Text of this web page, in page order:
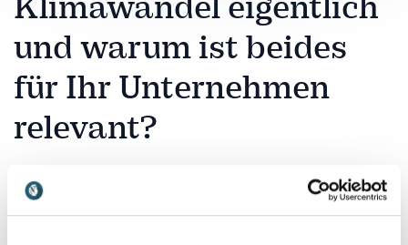
und warum ist beides
für Ihr Unternehmen
relevant?
Der Klimawandel verändert wirtschaftliche
Rahmenbedingungen, Lieferketten und die
Erwartungen von Kunden, Mitarbeitenden und